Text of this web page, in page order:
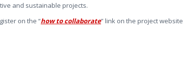
and sustainable projects.
on the “how to collaborate” link on the project website